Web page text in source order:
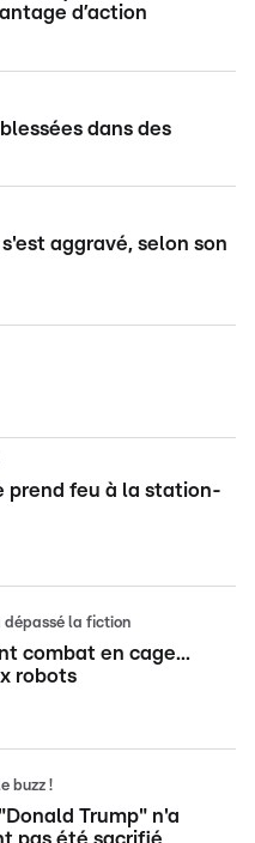
d’action
dans des
aggravé, selon son
prend feu à la station-
dépassé la fiction
combat en cage...
robots
buzz !
Trump" n'a
pas été sacrifié